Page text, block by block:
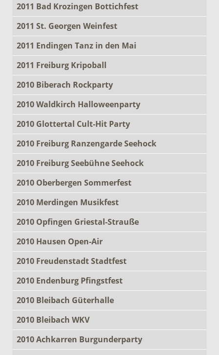
2011 Bad Krozingen Bottichfest
2011 St. Georgen Weinfest
2011 Endingen Tanz in den Mai
2011 Freiburg Kripoball
2010 Biberach Rockparty
2010 Waldkirch Halloweenparty
2010 Glottertal Cult-Hit Party
2010 Freiburg Ranzengarde Seehock
2010 Freiburg Seebühne Seehock
2010 Oberbergen Sommerfest
2010 Merdingen Musikfest
2010 Opfingen Griestal-Strauße
2010 Hausen Open-Air
2010 Freudenstadt Stadtfest
2010 Endenburg Pfingstfest
2010 Bleibach Güterhalle
2010 Bleibach WKV
2010 Achkarren Burgunderparty